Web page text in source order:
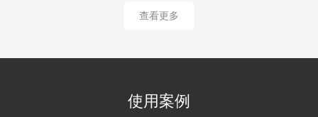
查看更多
使用案例